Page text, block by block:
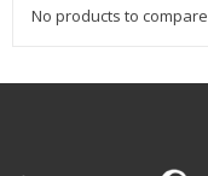
No products to compare